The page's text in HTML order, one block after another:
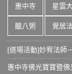
惠中寺 星雲
臘八粥 覺居
[道場活動]妙宥法師
惠中寺佛光寶寶暨